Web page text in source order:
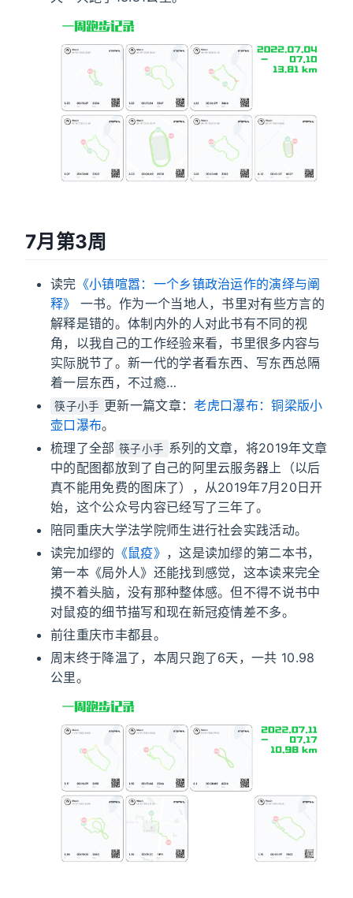
7月第3周
读完 《小镇喧嚣：一个乡镇政治运作的演绎与阐
释》
一书。作为一个当地人，书里对有些方言的
解释是错的。体制内外的人对此书有不同的视
角，以我自己的工作经验来看，书里很多内容与
实际脱节了。新一代的学者看东西、写东西总隔
着一层东西，不过瘾…
筷子小手 更新一篇文章：老虎口瀑布：铜梁版小
壶口瀑布。
梳理了全部 筷子小手 系列的文章，将2019年文章
中的配图都放到了自己的阿里云服务器上（以后
真不能用免费的图床了），从2019年7月20日开
始，这个公众号内容已经写了三年了。
陪同重庆大学法学院师生进行社会实践活动。
读完加缪的 《鼠疫》 ，这是读加缪的第二本书，
第一本《局外人》还能找到感觉，这本读来完全
摸不着头脑，没有那种整体感。但不得不说书中
对鼠疫的细节描写和现在新冠疫情差不多。
前往重庆市丰都县。
周末终于降温了，本周只跑了6天，一共 10.98
公里。